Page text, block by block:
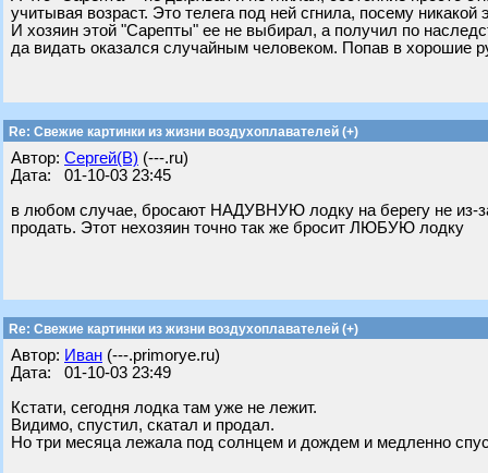
учитывая возраст. Это телега под ней сгнила, посему никакой
И хозяин этой "Сарепты" ее не выбирал, а получил по
да видать оказался случайным человеком. Попав в хорошие
Re: Свежие картинки из жизни воздухоплавателей (+)
Автор: Сергей(В) (---.ru)
Дата: 01-10-03 23:45
в любом случае, бросают НАДУВНУЮ лодку на берегу не из-
продать. Этот нехозяин точно так же бросит ЛЮБУЮ лодку
Re: Свежие картинки из жизни воздухоплавателей (+)
Автор: Иван (---.primorye.ru)
Дата: 01-10-03 23:49
Кстати, сегодня лодка там уже не лежит.
Видимо, спустил, скатал и продал.
Но три месяца лежала под солнцем и дождем и медленно